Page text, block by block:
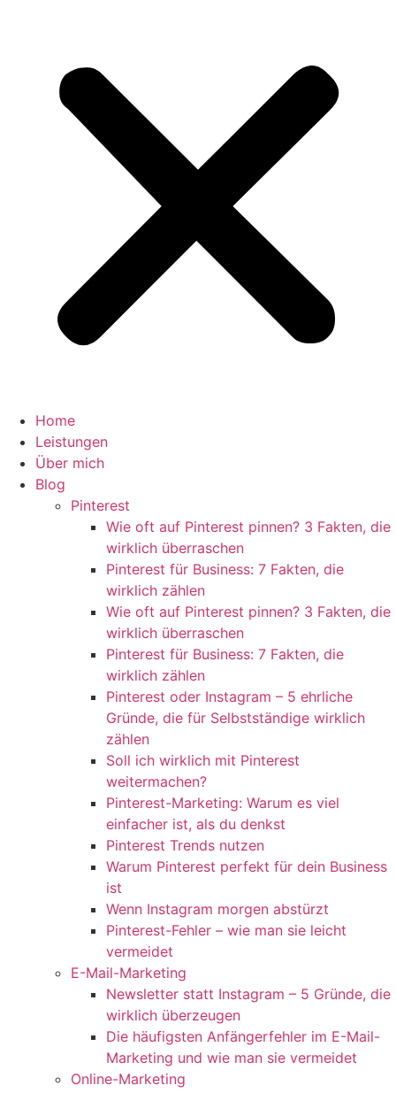
Home
Leistungen
Über mich
Blog
Pinterest
Wie oft auf Pinterest pinnen? 3 Fakten, die
wirklich überraschen
Pinterest für Business: 7 Fakten, die
wirklich zählen
Wie oft auf Pinterest pinnen? 3 Fakten, die
wirklich überraschen
Pinterest für Business: 7 Fakten, die
wirklich zählen
Pinterest oder Instagram – 5 ehrliche
Gründe, die für Selbstständige wirklich
zählen
Soll ich wirklich mit Pinterest
weitermachen?
Pinterest-Marketing: Warum es viel
einfacher ist, als du denkst
Pinterest Trends nutzen
Warum Pinterest perfekt für dein Business
ist
Wenn Instagram morgen abstürzt
Pinterest-Fehler – wie man sie leicht
vermeidet
E-Mail-Marketing
Newsletter statt Instagram – 5 Gründe, die
wirklich überzeugen
Die häufigsten Anfängerfehler im E-Mail-
Marketing und wie man sie vermeidet
Online-Marketing